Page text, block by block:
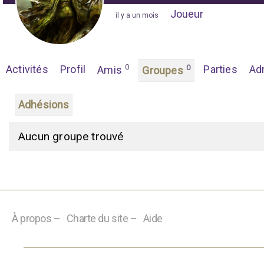
il y a un mois Joueur
Activités Profil Amis 0 Groupes 0 Parties
Adhésions
G
u
p
e
Aucun groupe trouvé
À propos – Charte du site – Aide